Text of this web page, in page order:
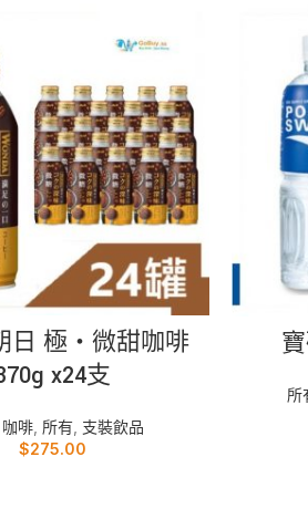
READ MORE
日 極‧微甜咖啡
x24支
咖啡, 所有, 支裝飲品
$275.00
所